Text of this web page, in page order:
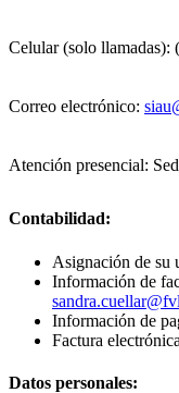
Celular (solo
Correo electrónico:
Atención presencial:
Contabilidad:
Asignación de su
Información de
Información de
Factura
Datos personales: